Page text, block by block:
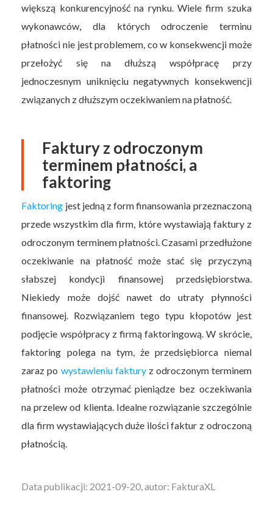
większą konkurencyjność na rynku. Wiele firm szuka
wykonawców, dla których odroczenie terminu
płatności nie jest problemem, co w konsekwencji może
przełożyć się na dłuższą współpracę przy
jednoczesnym uniknięciu negatywnych konsekwencji
związanych z dłuższym oczekiwaniem na płatność.
Faktury z odroczonym
terminem płatności, a
faktoring
Faktoring jest jedną z form finansowania przeznaczoną
przede wszystkim dla firm, które wystawiają faktury z
odroczonym terminem płatności. Czasami przedłużone
oczekiwanie na płatność może stać się przyczyną
słabszej kondycji finansowej przedsiębiorstwa.
Niekiedy może dojść nawet do utraty płynności
finansowej. Rozwiązaniem tego typu kłopotów jest
podjęcie współpracy z firmą faktoringową. W skrócie,
faktoring polega na tym, że przedsiębiorca niemal
zaraz po wystawieniu fakturyz odroczonym terminem
płatności może otrzymać pieniądze bez oczekiwania
na przelew od klienta. Idealne rozwiązanie szczególnie
dla firm wystawiających duże ilości faktur z odroczoną
płatnością.
Data publikacji: 2021-09-20, autor: FakturaXL